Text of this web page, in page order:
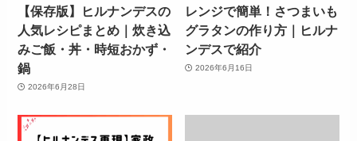
【保存版】ヒルナンデスの
人気レシピまとめ｜炊き込
みご飯・丼・時短おかず・
鍋
2026年6月28日
レンジで簡単！さつまいも
グラタンの作り方｜ヒルナ
ンデスで紹介
2026年6月16日